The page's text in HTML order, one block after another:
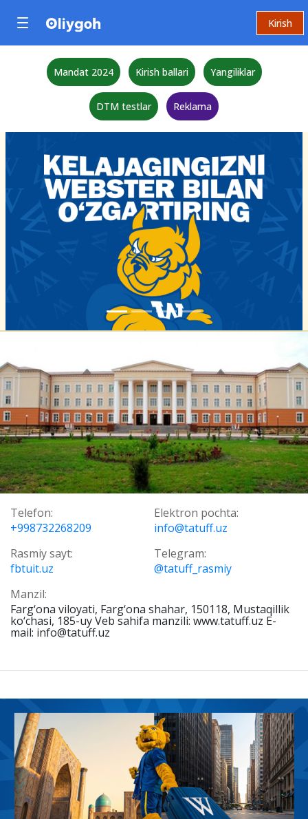
Kirish
Mandat 2024 Kirish ballari Yangiliklar
DTM testlar Reklama
Telefon:
+998732268209
Elektron pochta:
info@tatuff.uz
Rasmiy sayt:
fbtuit.uz
Telegram:
@tatuff_rasmiy
Manzil:
Farg‘ona viloyati, Farg‘ona shahar, 150118, Mustaqillik
ko‘chasi, 185-uy Veb sahifa manzili: www.tatuff.uz E-
mail: info@tatuff.uz